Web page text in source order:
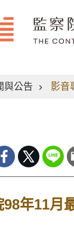
與公告 影音
98年11月